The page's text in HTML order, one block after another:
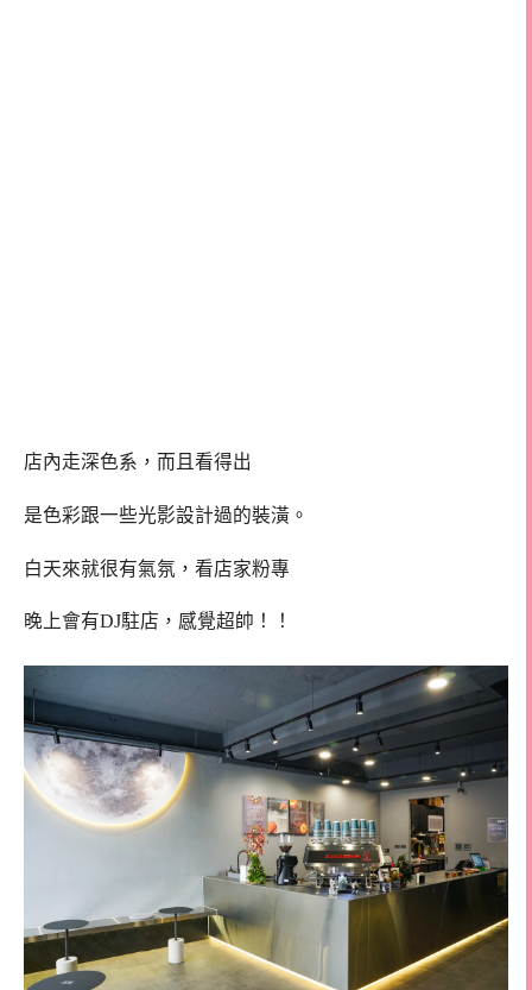
店內走深色系，而且看得出
是色彩跟一些光影設計過的裝潢。
白天來就很有氣氛，看店家粉專
晚上會有DJ駐店，感覺超帥！！